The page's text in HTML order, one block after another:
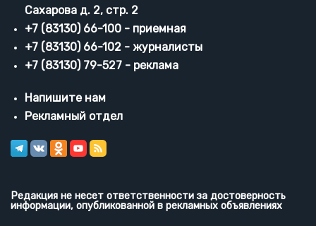
Сахарова д. 2, стр. 2
+7 (83130) 66-100 - приемная
+7 (83130) 66-102 - журналисты
+7 (83130) 79-527 - реклама
Напишите нам
Рекламный отдел
Редакция не несет ответственности за достоверность
информации, опубликованной в рекламных объявлениях